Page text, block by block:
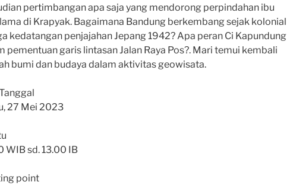
pertimbangan apa saja yang mendorong perpindahan ibu
di Krapyak. Bagaimana Bandung berkembang sejak kolonial
kedatangan penjajahan Jepang 1942? Apa peran Ci Kapundung
pementuan garis lintasan Jalan Raya Pos?. Mari temui kembali
bumi dan budaya dalam aktivitas geowisata.
27 Mei 2023
WIB sd. 13.00 IB
point